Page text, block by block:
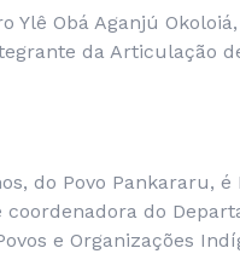
Ylê Obá Aganjú
da Articulação
do Povo Pankararu,
do
e Organizações